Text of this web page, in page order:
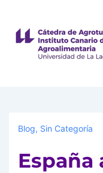
Blog, Sin Categoría
España